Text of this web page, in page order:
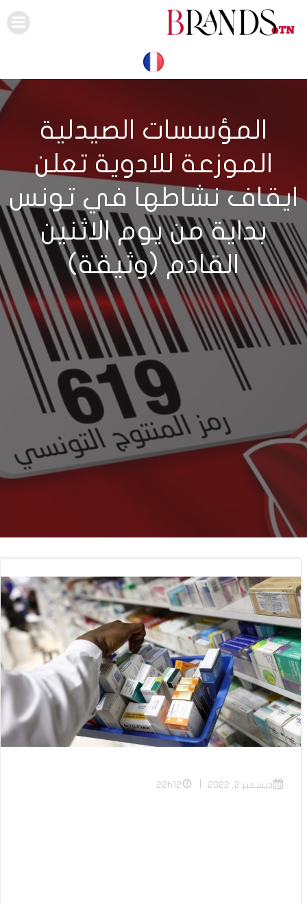
المؤسسات الصيدلية
الموزعة للادوية تعلن
ايقاف نشاطها في تونس
بداية من يوم الاثنين
القادم (وثيقة)
ديسمبر 2, 2022 22h12